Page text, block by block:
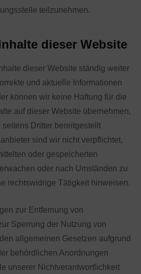
teilzunehmen.
dieser Website
dieser Website ständig weiter
und aktuelle Informationen
können wir keine Haftung für die
auf dieser Website übernehmen,
Dritter bereitgestellt
sind wir nicht verpflichtet,
oder gespeicherten
oder nach Umständen zu
rechtswidrige Tätigkeit hinweisen.
zur Entfernung von
Sperrung der Nutzung von
allgemeinen Gesetzen aufgrund
behördlichen Anordnungen
unserer Nichtverantwortlichkeit